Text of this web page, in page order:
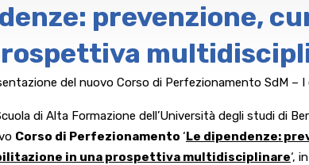
prevenzione,
del nuovo Corso di Perfezionamento SdM – I
di Alta Formazione dell’Università degli studi di
Corso di Perfezionamento ‘Le dipendenze:
in una prospettiva multidisciplinare‘,